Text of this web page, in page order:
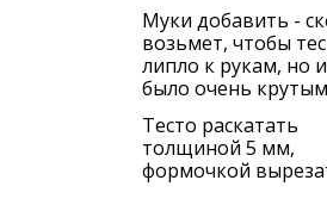
Муки добавить -
возьмет, чтобы
липло к рукам, но
было очень
Тесто раскатать
толщиной 5 мм,
формочкой